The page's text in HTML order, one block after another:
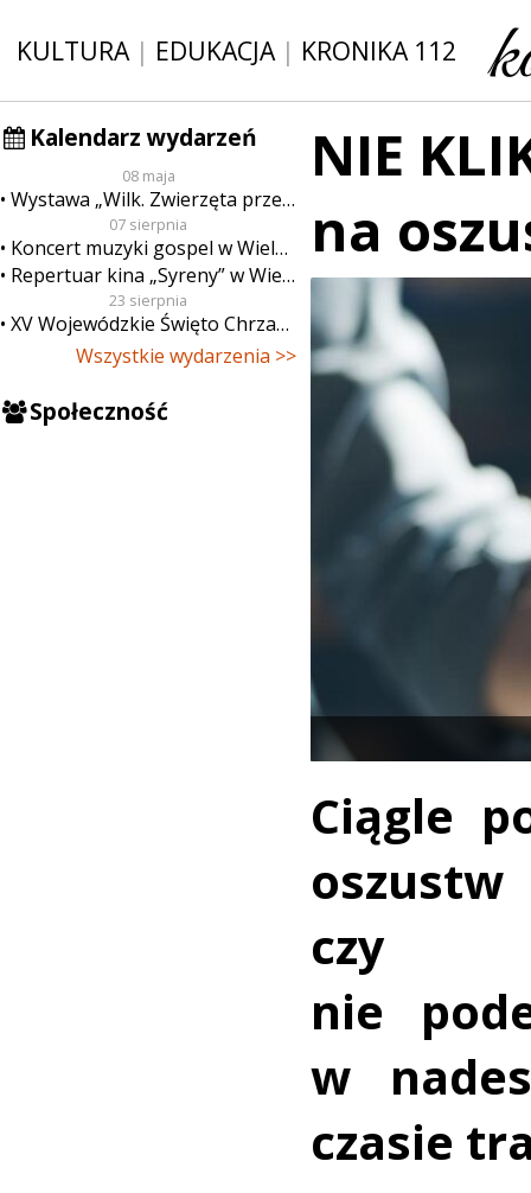
KULTURA| EDUKACJA| KRONIKA 112
Kalendarz wydarzeń
08 maja
Wystawa „Wilk. Zwierzęta przeklęte”
07 sierpnia
Koncert muzyki gospel w Wieluniu
Repertuar kina „Syreny” w Wieluniu w dn. od 7 do 13 sierpnia
23 sierpnia
XV Wojewódzkie Święto Chrzanu
Wszystkie wydarzenia >>
Społeczność
NIE
na
Ciągle
czy
nie
w
czasie